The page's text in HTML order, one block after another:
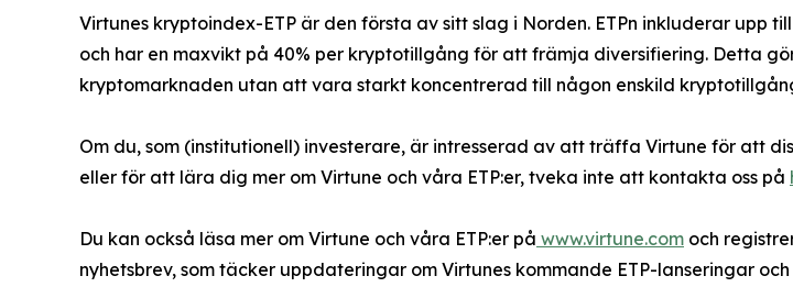
Virtunes kryptoindex-ETP är den första av sitt slag i Norden. ETPn inkluderar
och har en maxvikt på 40% per kryptotillgång för att främja diversifiering. Detta
kryptomarknaden utan att vara starkt koncentrerad till någon enskild
Om du, som (institutionell) investerare, är intresserad av att träffa Virtune för att
eller för att lära dig mer om Virtune och våra ETP:er, tveka inte att kontakta oss på
Du kan också läsa mer om Virtune och våra ETP:er på www.virtune.com och
nyhetsbrev, som täcker uppdateringar om Virtunes kommande ETP-lanseringar